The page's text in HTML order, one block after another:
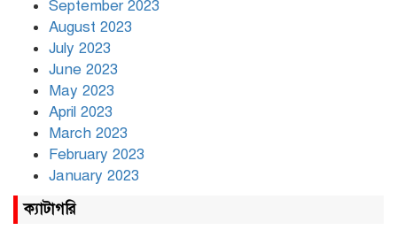
September 2023
August 2023
July 2023
June 2023
May 2023
April 2023
March 2023
February 2023
January 2023
ক্যাটাগরি